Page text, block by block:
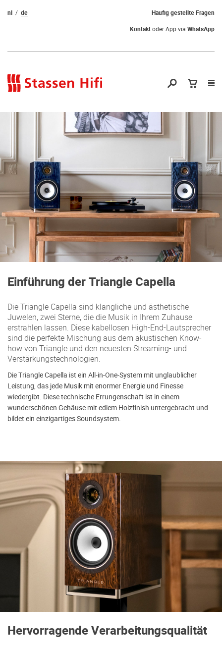
Häufig gestellte Fragen
nl
de
Kontaktoder App via WhatsApp
Einführung der Triangle Capella
Die Triangle Capella sind klangliche und ästhetische
Juwelen, zwei Sterne, die die Musik in Ihrem Zuhause
erstrahlen lassen. Diese kabellosen High-End-Lautsprecher
sind die perfekte Mischung aus dem akustischen Know-
how von Triangle und den neuesten Streaming- und
Verstärkungstechnologien.
Die Triangle Capella ist ein All-in-One-System mit unglaublicher
Leistung, das jede Musik mit enormer Energie und Finesse
wiedergibt. Diese technische Errungenschaft ist in einem
wunderschönen Gehäuse mit edlem Holzfinish untergebracht und
bildet ein einzigartiges Soundsystem.
Hervorragende Verarbeitungsqualität